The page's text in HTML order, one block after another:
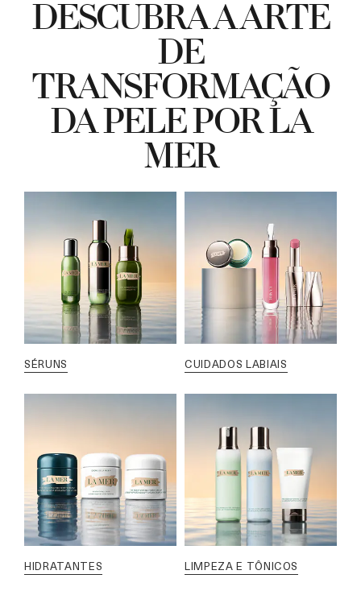
DESCUBRA A ARTE
DE
TRANSFORMAÇÃO
DA PELE POR LA
MER
SÉRUNS CUIDADOS LABIAIS
HIDRATANTES LIMPEZA E TÔNICOS